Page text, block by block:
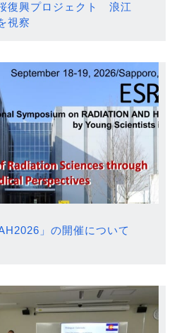
復興プロジェクト 浪江
視察
」の開催について